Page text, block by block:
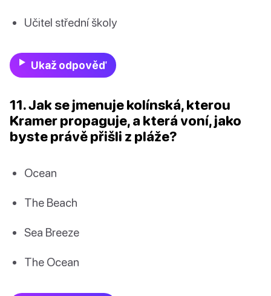
Učitel střední školy
Ukaž odpověď
11. Jak se jmenuje kolínská, kterou
Kramer propaguje, a která voní, jako
byste právě přišli z pláže?
Ocean
The Beach
Sea Breeze
The Ocean